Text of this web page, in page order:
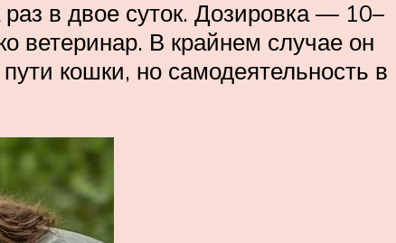
в двое суток. Дозировка — 10–
ветеринар. В крайнем случае он
кошки, но самодеятельность в